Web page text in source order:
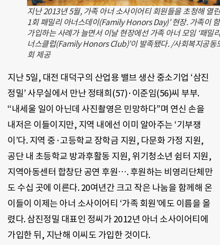
지난 2013년 5월, 가족 아너 소사이어티 회원들을 초청해 열린
1회 패밀리 아너스데이(Family Honors Day)’ 현장. 가족이
가입하는 사례가 늘면서 이날 현장에선 가족 아너 모임 ‘패밀
너스클럽(Family Honors Club)’이 발족됐다. /사회복지공동
회 제공
지난 5일, 대전 대덕구의 산업용 밸브 생산 중소기업 ‘삼진
정밀’ 사무실에서 만난 정태희(57)·이준임(56)씨 부부.
“내세울 일이 아닌데 사진촬영은 민망하다”며 연신 손을
내저은 이들이지만, 지역 내에선 이미 알아주는 ‘기부쟁
이’다. 지역 중·고등학교 장학금 지원, 다문화 가정 지원,
공단 내 초등학교 방과후활동 지원, 위기청소년 쉼터 지원,
지역아동센터 합창단 공연 후원…. 후원하는 비영리단체만
도 수십 곳에 이른다. 20여년간 크고 작은 나눔을 함께해 온
이들이 이제는 아너 소사이어티 ‘가족 회원’에도 이름을 올
렸다. 삼진정밀 대표인 정씨가 2012년 아너 소사이어티에
가입한 뒤, 지난해 이씨도 가입한 것이다.